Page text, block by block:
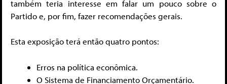
também teria interesse em falar um pouco sobre o
Partido e, por fim, fazer recomendações gerais.
Esta exposição terá então quatro pontos:
Erros na política econômica.
O Sistema de Financiamento Orçamentário.